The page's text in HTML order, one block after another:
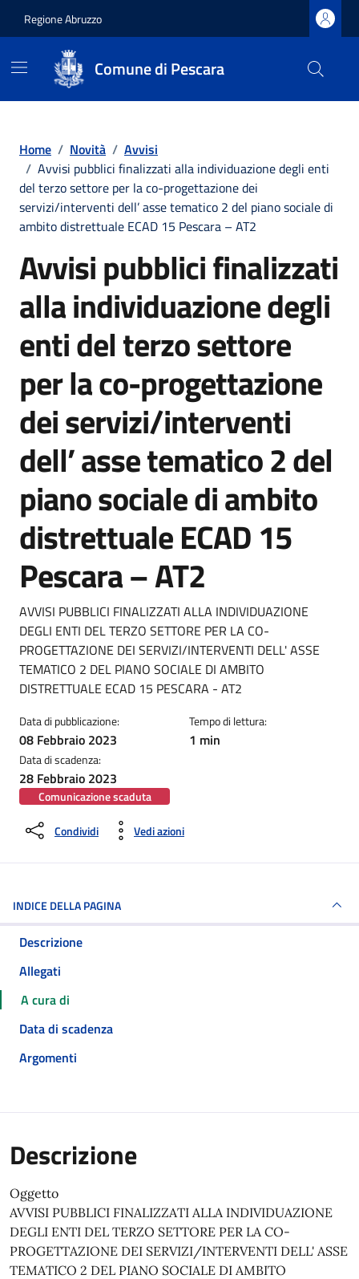
Regione Abruzzo
Comune di Pescara
Home / Novità / Avvisi
/ Avvisi pubblici finalizzati alla individuazione degli enti
del terzo settore per la co-progettazione dei
servizi/interventi dell’ asse tematico 2 del piano sociale di
ambito distrettuale ECAD 15 Pescara – AT2
Avvisi pubblici finalizzati
alla individuazione degli
enti del terzo settore
per la co-progettazione
dei servizi/interventi
dell’ asse tematico 2 del
piano sociale di ambito
distrettuale ECAD 15
Pescara – AT2
Dettagli della notizia
AVVISI PUBBLICI FINALIZZATI ALLA INDIVIDUAZIONE
DEGLI ENTI DEL TERZO SETTORE PER LA CO-
PROGETTAZIONE DEI SERVIZI/INTERVENTI DELL' ASSE
TEMATICO 2 DEL PIANO SOCIALE DI AMBITO
DISTRETTUALE ECAD 15 PESCARA - AT2
Data di pubblicazione:
08 Febbraio 2023
Data di scadenza:
28 Febbraio 2023
Comunicazione scaduta
Tempo di lettura:
1 min
Condividi Vedi azioni
INDICE DELLA PAGINA
Descrizione
Allegati
A cura di
Data di scadenza
Argomenti
Descrizione
Oggetto
AVVISI PUBBLICI FINALIZZATI ALLA INDIVIDUAZIONE
DEGLI ENTI DEL TERZO SETTORE PER LA CO-
PROGETTAZIONE DEI SERVIZI/INTERVENTI DELL' ASSE
TEMATICO 2 DEL PIANO SOCIALE DI AMBITO